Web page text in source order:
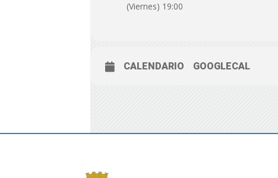
(Viernes) 19:00
CALENDARIO GOOGLECAL